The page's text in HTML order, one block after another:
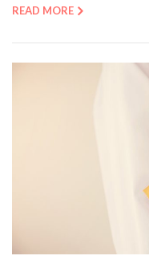
READ MORE